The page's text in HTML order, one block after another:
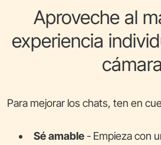
Aproveche al
experiencia
cámara
Para mejorar los chats, ten en
Sé amable- Empieza con